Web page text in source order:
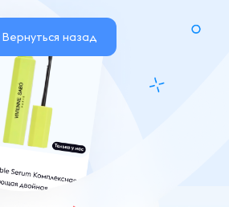
Вернуться назад